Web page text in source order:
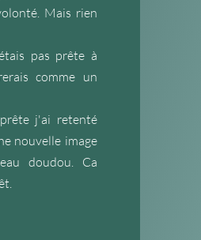
Mais rien
pas prête à
comme un
j'ai retenté
nouvelle image
doudou. Ca